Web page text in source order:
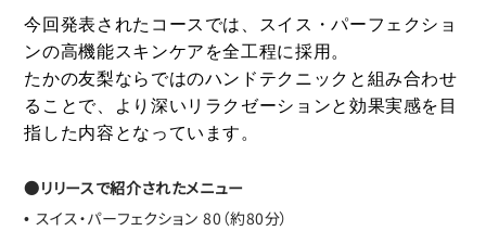
今回発表されたコースでは、スイス・パーフェクショ
ンの高機能スキンケアを全工程に採用。
たかの友梨ならではのハンドテクニックと組み合わせ
ることで、より深いリラクゼーションと効果実感を目
指した内容となっています。
●リリースで紹介されたメニュー
• スイス・パーフェクション 80（約80分）